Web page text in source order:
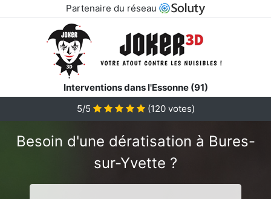
Partenaire du réseau
Interventions dans l'Essonne (91)
5/5 (120votes)
Besoin d'une dératisation à Bures-
sur-Yvette ?